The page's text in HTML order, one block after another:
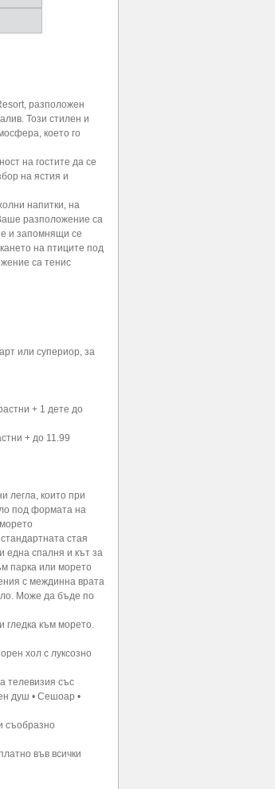
разположен
Този стилен и
което го
на гостите да се
на ястия и
напитки, на
разположение са
и запомнящи се
на птиците под
са тенис
или супериор, за
+ 1 дете до
+ до 11.99
легла, които при
под формата на
стая
една спалня и кът за
парка или морето
с междинна врата
Може да бъде по
гледка към морето.
хол с луксозно
телевизия със
душ • Сешоар •
съобразно
във всички